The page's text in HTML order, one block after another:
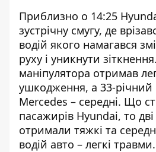
Приблизно о 14:25
зустрічну смугу, де
водій якого намагався
руху і уникнути
маніпулятора отримав
ушкодження, а 33-
Mercedes – середні. Що
пасажирів Hyundai, то дві
отримали тяжкі та
водій авто – легкі травми.